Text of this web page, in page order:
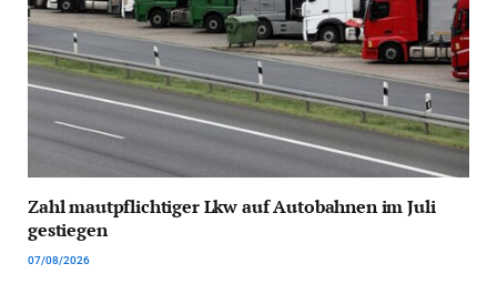
Zahl mautpflichtiger Lkw auf Autobahnen im Juli
gestiegen
07/08/2026